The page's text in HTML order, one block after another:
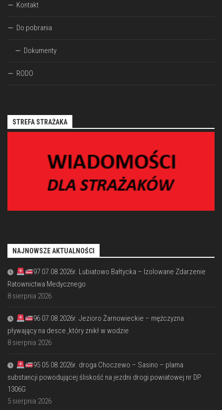
Kontakt
Do pobrania
Dokumenty
RODO
STREFA STRAŻAKA
NAJNOWSZE AKTUALNOŚCI
97 07.08.2026r. Lubiatowo Bałtycka – Izolowane Zdarzenie
Ratownictwa Medycznego
8 sierpnia 2026
96 07.08.2026r. Jezioro Żarnowieckie – mężczyzna
pływający na desce ,który znikł w wodzie
8 sierpnia 2026
95 05.08.2026r. droga Choczewo – Sasino – plama
substancji powodującej śliskość na jezdni drogi powiatowej nr DP
1306G
5 sierpnia 2026